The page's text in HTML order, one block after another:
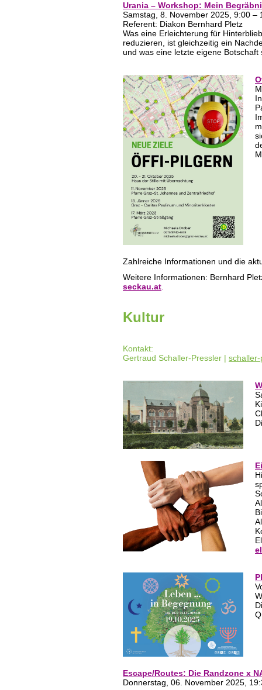
Urania – Workshop: Mein
Samstag, 8. November 2025, 9:00 –
Referent: Diakon Bernhard Pletz
Was eine Erleichterung für
reduzieren, ist gleichzeitig ein
und was eine letzte eigene Botschaft
Zahlreiche Informationen und die
Weitere Informationen: Bernhard
seckau.at
Kultur
Kontakt:
Gertraud Schaller-Pressler |
Escape/Routes: Die Randzone x
Donnerstag, 06. November 2025,